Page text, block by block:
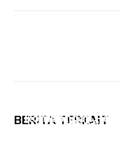
BERITA TERKAIT
Kasus
Rombongan
Gelar Bazar